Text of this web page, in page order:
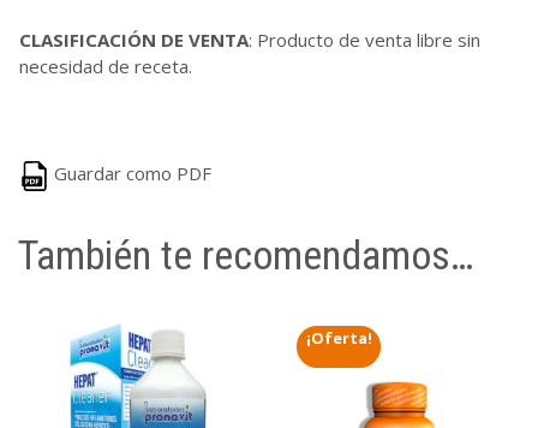
CLASIFICACIÓN DE VENTA: Producto de venta libre sin
necesidad de receta.
Guardar como PDF
También te recomendamos…
¡Oferta!